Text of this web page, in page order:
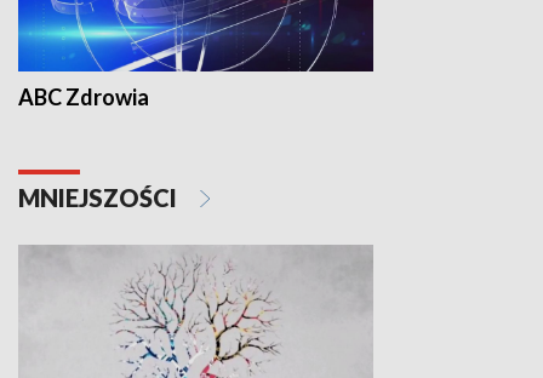
ABC Zdrowia
MNIEJSZOŚCI